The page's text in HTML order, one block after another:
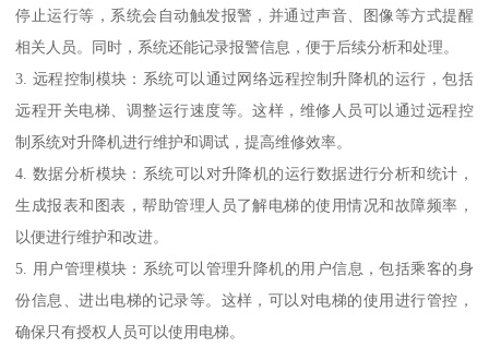
停止运行等，系统会自动触发报警，并通过声音、图像等方式提醒
相关人员。同时，系统还能记录报警信息，便于后续分析和处理。
3. 远程控制模块：系统可以通过网络远程控制升降机的运行，包括
远程开关电梯、调整运行速度等。这样，维修人员可以通过远程控
制系统对升降机进行维护和调试，提高维修效率。
4. 数据分析模块：系统可以对升降机的运行数据进行分析和统计，
生成报表和图表，帮助管理人员了解电梯的使用情况和故障频率，
以便进行维护和改进。
5. 用户管理模块：系统可以管理升降机的用户信息，包括乘客的身
份信息、进出电梯的记录等。这样，可以对电梯的使用进行管控，
确保只有授权人员可以使用电梯。